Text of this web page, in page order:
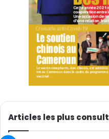
Articles les plus